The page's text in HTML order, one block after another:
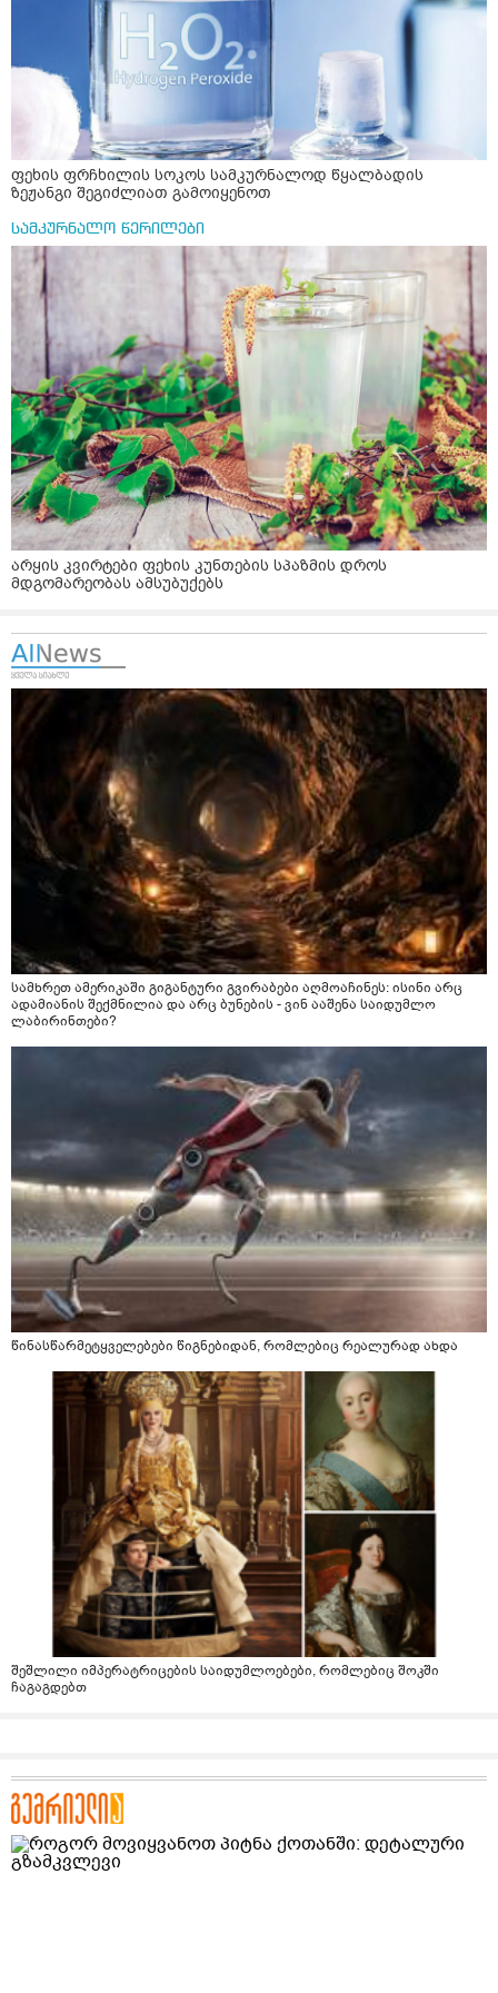
ფეხის ფრჩხილის სოკოს სამკურნალოდ წყალბადის
ზეჟანგი შეგიძლიათ გამოიყენოთ
სამკურნალო წერილები
არყის კვირტები ფეხის კუნთების სპაზმის დროს
მდგომარეობას ამსუბუქებს
სამხრეთ ამერიკაში გიგანტური გვირაბები აღმოაჩინეს: ისინი არც
ადამიანის შექმნილია და არც ბუნების - ვინ ააშენა საიდუმლო
ლაბირინთები?
წინასწარმეტყველებები წიგნებიდან, რომლებიც რეალურად ახდა
შეშლილი იმპერატრიცების საიდუმლოებები, რომლებიც შოკში
ჩაგაგდებთ